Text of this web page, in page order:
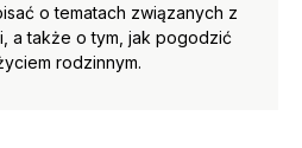
o tematach związanych z
a także o tym, jak pogodzić
rodzinnym.